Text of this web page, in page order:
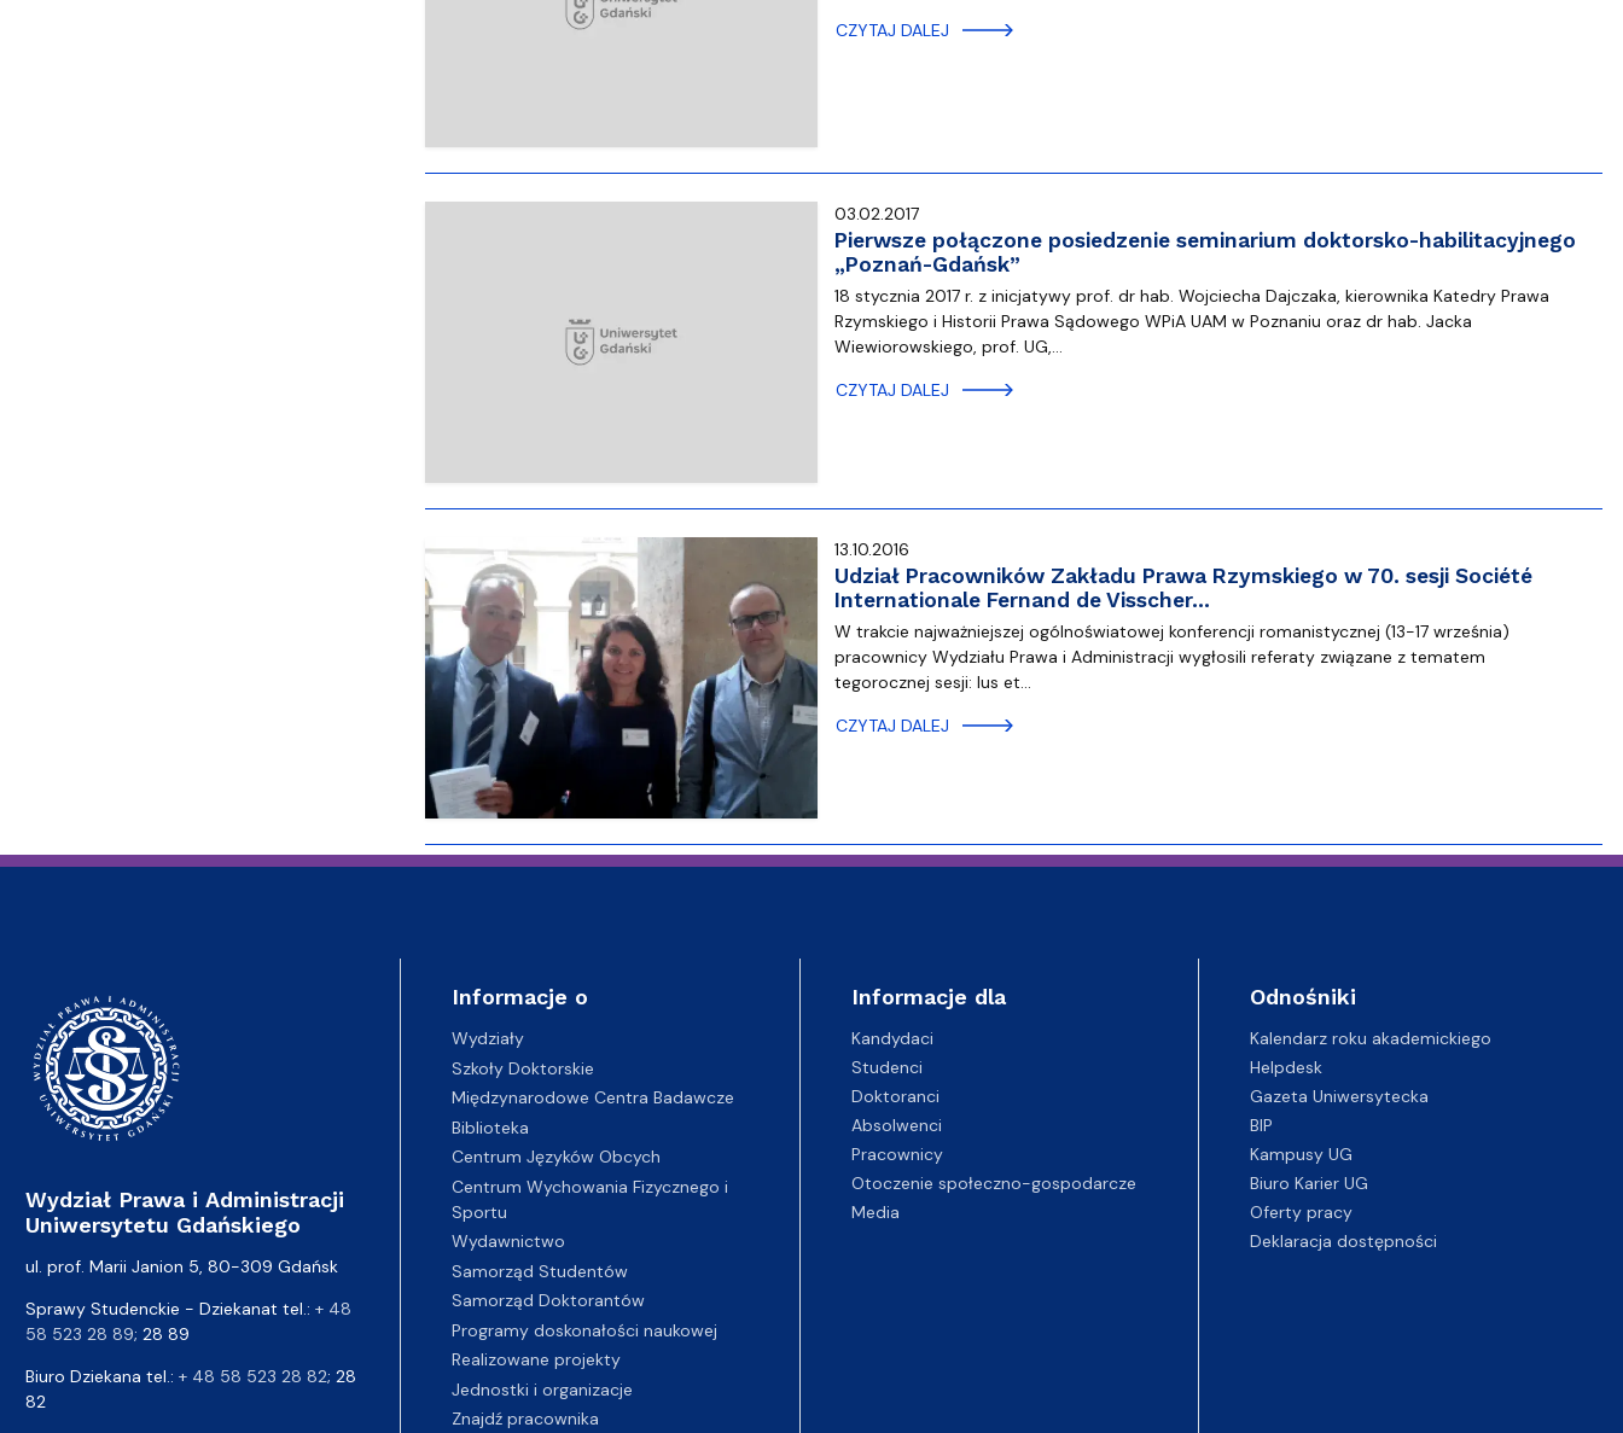
CZYTAJ DALEJ
03.02.2017
Pierwsze połączone posiedzenie seminarium doktorsko-habilitacyjnego
„Poznań-Gdańsk”
18 stycznia 2017 r. z inicjatywy prof. dr hab. Wojciecha Dajczaka, kierownika Katedry Prawa
Rzymskiego i Historii Prawa Sądowego WPiA UAM w Poznaniu oraz dr hab. Jacka
Wiewiorowskiego, prof. UG,…
CZYTAJ DALEJ
13.10.2016
Udział Pracowników Zakładu Prawa Rzymskiego w 70. sesji Société
Internationale Fernand de Visscher…
W trakcie najważniejszej ogólnoświatowej konferencji romanistycznej (13-17 września)
pracownicy Wydziału Prawa i Administracji wygłosili referaty związane z tematem
tegorocznej sesji: Ius et…
CZYTAJ DALEJ
Wydział Prawa i Administracji
Uniwersytetu Gdańskiego
ul. prof. Marii Janion 5, 80-309 Gdańsk
Sprawy Studenckie - Dziekanat tel.: + 48
58 523 28 89; 28 89
Biuro Dziekana tel.: + 48 58 523 28 82; 28
82
Informacje o
Wydziały
Szkoły Doktorskie
Międzynarodowe Centra Badawcze
Biblioteka
Centrum Języków Obcych
Centrum Wychowania Fizycznego i
Sportu
Wydawnictwo
Samorząd Studentów
Samorząd Doktorantów
Programy doskonałości naukowej
Realizowane projekty
Jednostki i organizacje
Znajdź pracownika
Informacje dla
Kandydaci
Studenci
Doktoranci
Absolwenci
Pracownicy
Otoczenie społeczno-gospodarcze
Media
Odnośniki
Kalendarz roku akademickiego
Helpdesk
Gazeta Uniwersytecka
BIP
Kampusy UG
Biuro Karier UG
Oferty pracy
Deklaracja dostępności